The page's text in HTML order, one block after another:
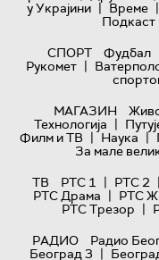
у Украјини | Време |
Подкаст
СПОРТ
Фудбал
Рукомет |
МАГАЗИН
Технологијa |
Филм и ТВ | Наука |
За мале
ТВ
РТС 1 | РТС 2 |
РТС Драма | РТС
РТС Трезор |
РАДИО
Радио
Београд 3 |